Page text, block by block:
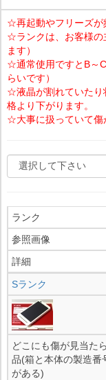
☆再起動やフリーズが
☆ランクは、お客様の
ます）
☆通常使用ですとB～
らいです）
☆液晶が割れていたり
格より下がります。
☆大事に扱っていて傷
ランク
参照画像
詳細
Sランク
どこにも傷が見当た
品(箱と本体の製造番
がある)